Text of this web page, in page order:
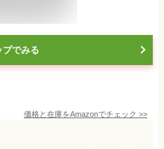
プでみる
価格と在庫をAmazonでチェック >>